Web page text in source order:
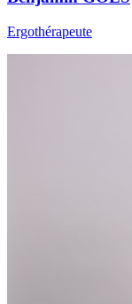
Ergothérapeute